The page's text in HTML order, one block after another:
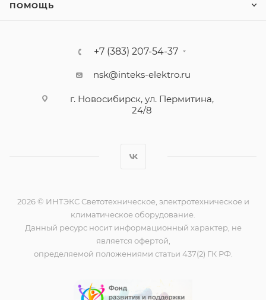
ПОМОЩЬ
+7 (383) 207-54-37
nsk@inteks-elektro.ru
г. Новосибирск, ул. Пермитина,
24/8
2026 © ИНТЭКС Светотехническое, электротехническое и
климатическое оборудование.
Данный ресурс носит информационный характер, не
является офертой,
определяемой положениями статьи 437(2) ГК РФ.